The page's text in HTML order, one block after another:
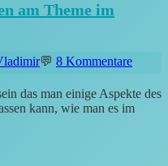
am Theme im
8 Kommentare
das man einige Aspekte des
kann, wie man es im